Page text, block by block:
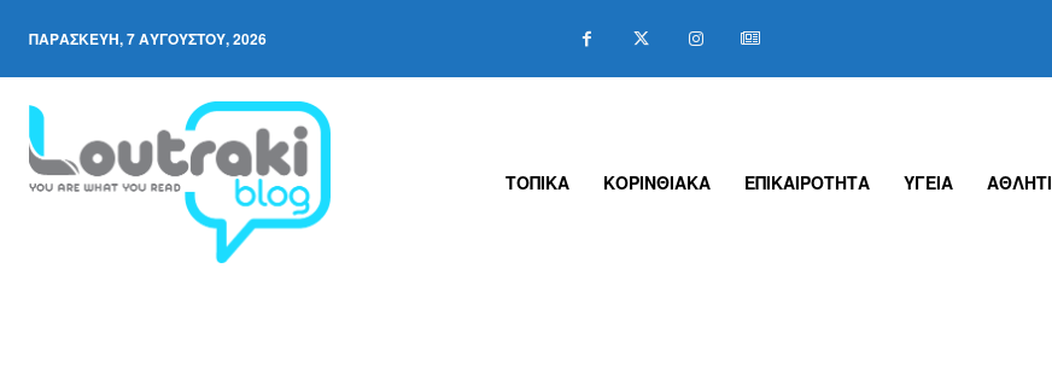
ΠΑΡΑΣΚΕΥΉ, 7 ΑΥΓΟΎΣΤΟΥ, 2026
ΤΟΠΙΚΑ ΚΟΡΙΝΘΙΑΚΑ ΕΠΙΚΑΙΡΟΤΗΤΑ ΥΓΕΙΑ